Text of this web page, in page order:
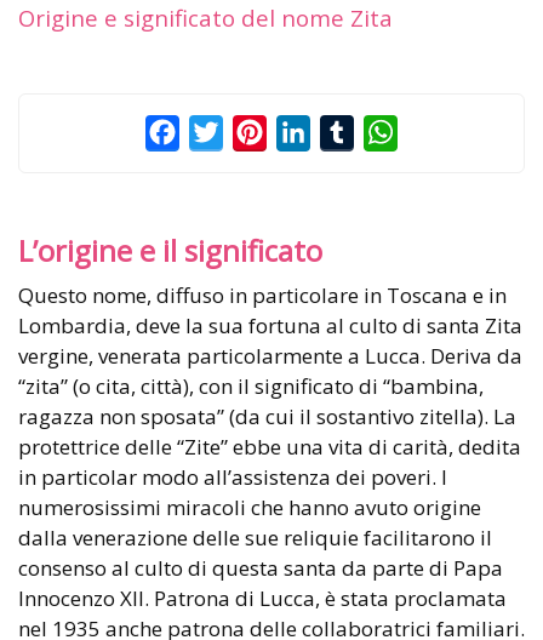
Origine e significato del nome Zita
FacebookTwitterPinterestLinkedInTumblr
L’origine e il significato
Questo nome, diffuso in particolare in Toscana e in
Lombardia, deve la sua fortuna al culto di santa Zita
vergine, venerata particolarmente a Lucca. Deriva da
“zita” (o cita, città), con il significato di “bambina,
ragazza non sposata” (da cui il sostantivo zitella). La
protettrice delle “Zite” ebbe una vita di carità, dedita
in particolar modo all’assistenza dei poveri. I
numerosissimi miracoli che hanno avuto origine
dalla venerazione delle sue reliquie facilitarono il
consenso al culto di questa santa da parte di Papa
Innocenzo XII. Patrona di Lucca, è stata proclamata
nel 1935 anche patrona delle collaboratrici familiari.